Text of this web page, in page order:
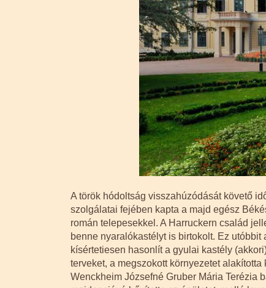
A török hódoltság visszahúzódását követő
szolgálatai fejében kapta a majd egész
román telepesekkel. A Harruckern család
benne nyaralókastélyt is birtokolt. Ez
kísértetiesen hasonlít a gyulai kastély
terveket, a megszokott környezetet
Wenckheim Józsefné Gruber Mária Terézia